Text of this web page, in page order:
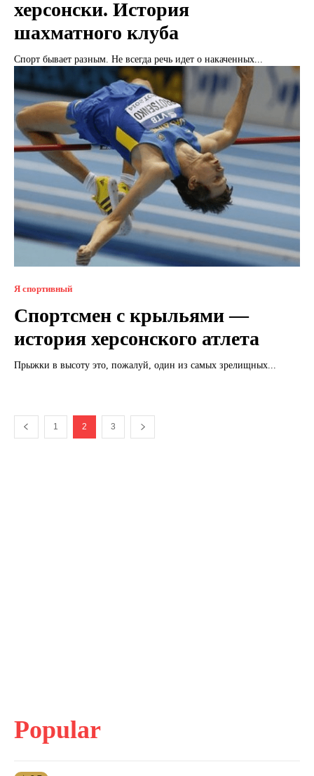
херсонски. История
шахматного клуба
Спорт бывает разным. Не всегда речь идет о накаченных...
Я спортивный
Спортсмен с крыльями —
история херсонского атлета
Прыжки в высоту это, пожалуй, один из самых зрелищных...
1 2 3
Popular